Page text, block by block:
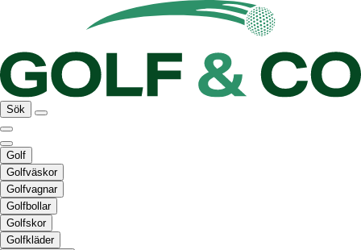
Sök
Golf
Golfväskor
Golfvagnar
Golfbollar
Golfskor
Golfkläder